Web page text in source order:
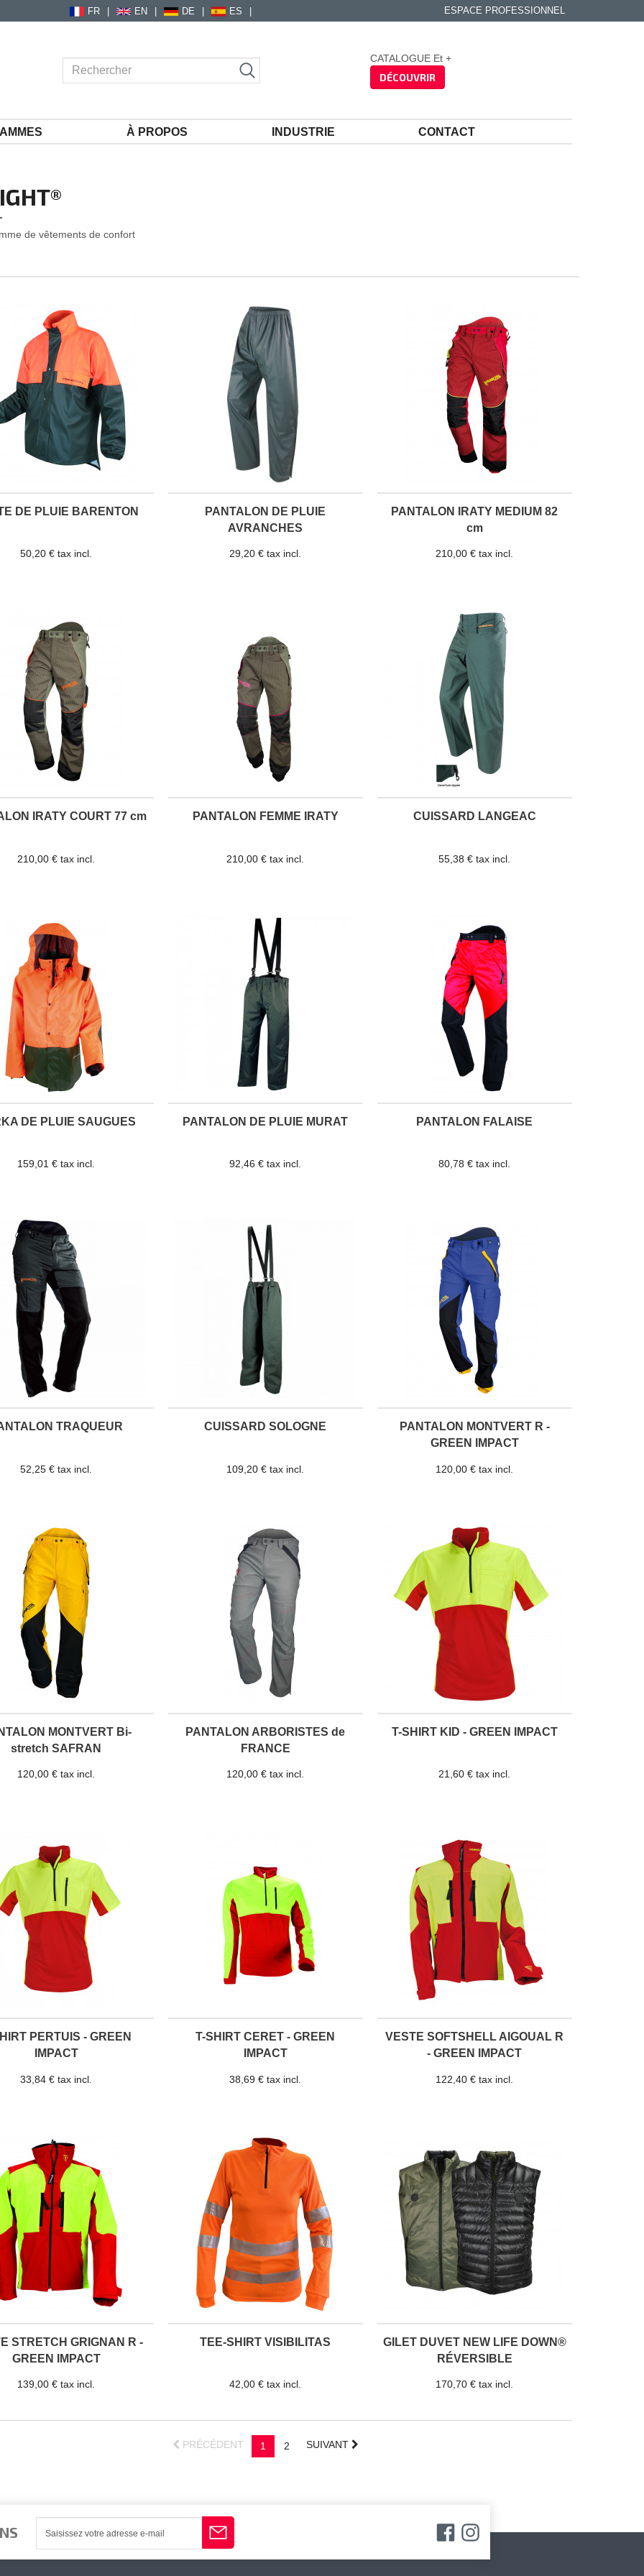
FR EN DE ES ESPACE PROFESSIONNEL
CATALOGUE Et +
DÉCOUVRIR
À PROPOS INDUSTRIE CONTACT
de vêtements de confort
DE PLUIE BARENTON
50,20 € tax incl.
PANTALON DE PLUIE
AVRANCHES
29,20 € tax incl.
PANTALON IRATY MEDIUM 82
cm
210,00 € tax incl.
IRATY COURT 77 cm
210,00 € tax incl.
PANTALON FEMME IRATY
210,00 € tax incl.
CUISSARD LANGEAC
55,38 € tax incl.
DE PLUIE SAUGUES
159,01 € tax incl.
PANTALON DE PLUIE MURAT
92,46 € tax incl.
PANTALON FALAISE
80,78 € tax incl.
TRAQUEUR
52,25 € tax incl.
CUISSARD SOLOGNE
109,20 € tax incl.
PANTALON MONTVERT R -
GREEN IMPACT
120,00 € tax incl.
MONTVERT Bi-
stretch SAFRAN
120,00 € tax incl.
PANTALON ARBORISTES de
FRANCE
120,00 € tax incl.
T-SHIRT KID - GREEN IMPACT
21,60 € tax incl.
PERTUIS - GREEN
IMPACT
33,84 € tax incl.
T-SHIRT CERET - GREEN
IMPACT
38,69 € tax incl.
VESTE SOFTSHELL AIGOUAL R
- GREEN IMPACT
122,40 € tax incl.
STRETCH GRIGNAN R -
GREEN IMPACT
139,00 € tax incl.
TEE-SHIRT VISIBILITAS
42,00 € tax incl.
GILET DUVET NEW LIFE DOWN®
RÉVERSIBLE
170,70 € tax incl.
PRÉCÉDENT 1 2 SUIVANT